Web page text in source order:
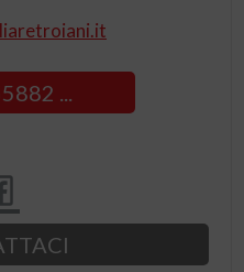
...